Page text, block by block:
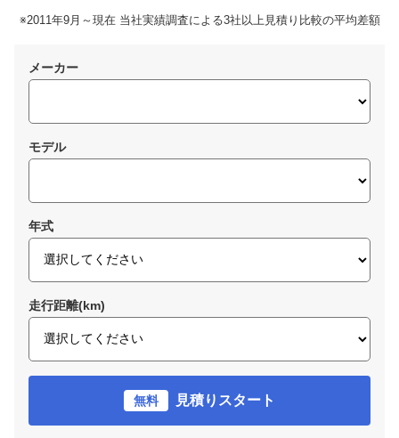
※2011年9月～現在 当社実績調査による3社以上見積り比較の平均差額
メーカー
モデル
年式
走行距離(km)
無料 見積りスタート